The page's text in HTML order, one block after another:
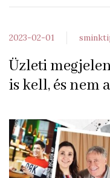
2023-02-01
Üzleti
is kell, és nem